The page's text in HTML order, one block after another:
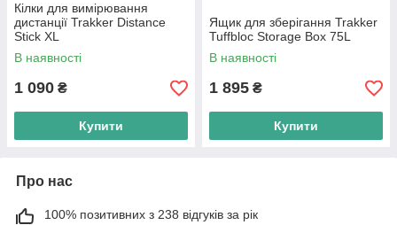
Кілки для вимірювання
дистанції Trakker Distance
Stick XL
В наявності
1 090 ₴
Купити
Ящик для зберігання Trakker
Tuffbloc Storage Box 75L
В наявності
1 895 ₴
Купити
Про нас
100% позитивних з 238 відгуків за рік